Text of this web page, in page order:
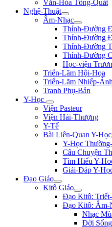
Văn-Hóa Tổng-Quát
Nghệ-Thuật
Âm-Nhạc
Thính-Đường
Thính-Đường
Thính-Đường
Thính-Đường
Học-viện
Triển-Lãm Hội-Họa
Triển-Lãm Nhiếp-Ảnh
Tranh Phụ-Bản
Y-Học
Viện Pasteur
Viện Hải-Thượng
Y-Tế
Bài Liên-Quan Y-Học
Y-Học
Câu Chuyện
Tìm Hiểu Y-
Giải-Đáp Y-
Đạo Giáo
Kitô Giáo
Đạo Kitô:
Đạo Kitô: Âm-
Nhạc
Đời